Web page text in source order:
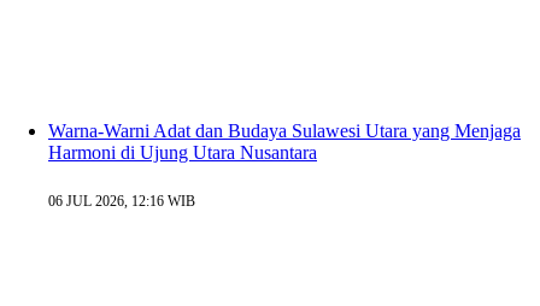
Warna-Warni Adat dan Budaya Sulawesi Utara yang Menjaga
Harmoni di Ujung Utara Nusantara
06 JUL 2026, 12:16 WIB